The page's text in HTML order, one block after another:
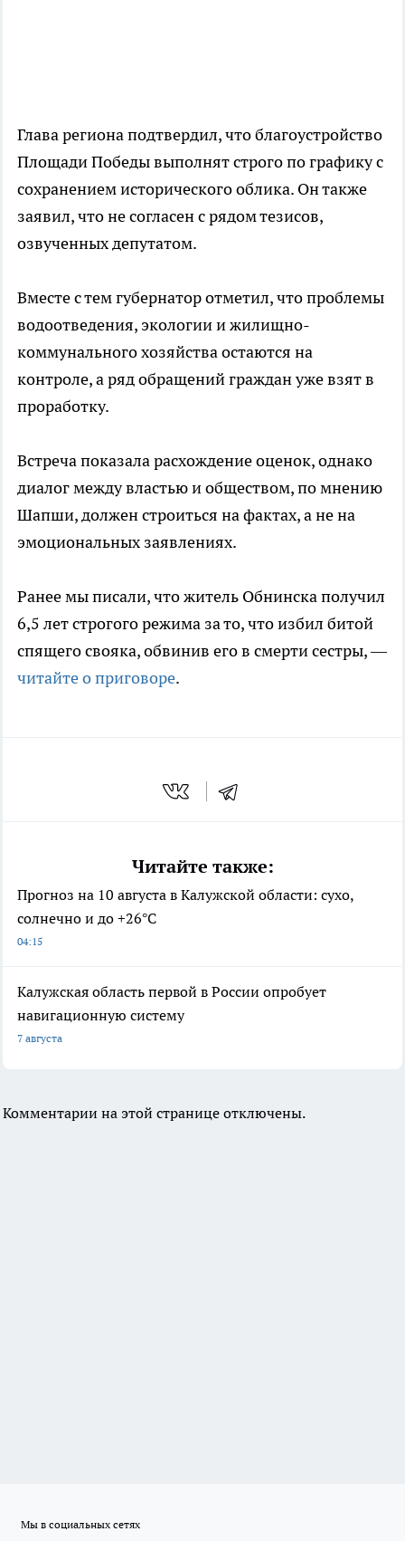
Глава региона подтвердил, что благоустройство
Площади Победы выполнят строго по графику с
сохранением исторического облика. Он также
заявил, что не согласен с рядом тезисов,
озвученных депутатом.
Вместе с тем губернатор отметил, что проблемы
водоотведения, экологии и жилищно-
коммунального хозяйства остаются на
контроле, а ряд обращений граждан уже взят в
проработку.
Встреча показала расхождение оценок, однако
диалог между властью и обществом, по мнению
Шапши, должен строиться на фактах, а не на
эмоциональных заявлениях.
Ранее мы писали, что житель Обнинска получил
6,5 лет строгого режима за то, что избил битой
спящего свояка, обвинив его в смерти сестры, —
читайте о приговоре.
Читайте также:
Прогноз на 10 августа в Калужской области: сухо,
солнечно и до +26°С
04:15
Калужская область первой в России опробует
навигационную систему
7 августа
Комментарии на этой странице отключены.
Мы в социальных сетях